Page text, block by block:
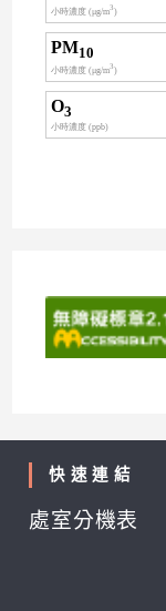
快速連結
處室分機表